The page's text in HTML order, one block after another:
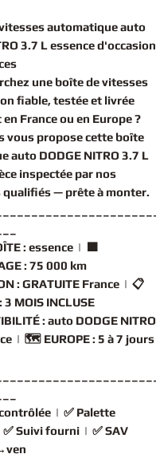
automatique auto
3.7 L essence d'occasion
une boîte de vitesses
fiable, testée et livrée
France ou en Europe ?
vous propose cette boîte
auto DODGE NITRO 3.7 L
inspectée par nos
qualifiés — prête à monter.
: essence | 🟧
: 75 000 km
: GRATUITE France | 📋
3 MOIS INCLUSE
: auto DODGE NITRO
| 🗺️ EUROPE : 5 à 7 jours
| ✅ Palette
✅Suivi fourni | ✅SAV